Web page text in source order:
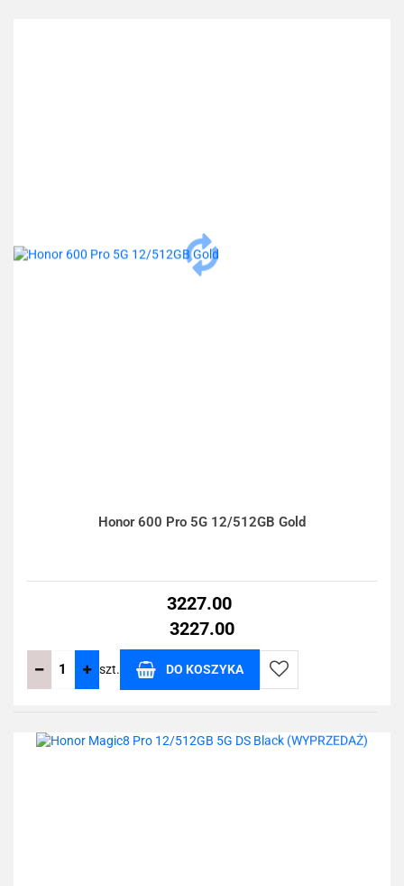
Honor 600 Pro 5G 12/512GB Gold
3227.00
3227.00
szt. DO KOSZYKA
Do
przechowalni